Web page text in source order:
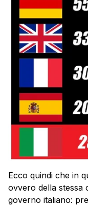
Ecco quindi che in
ovvero della stessa
governo italiano: